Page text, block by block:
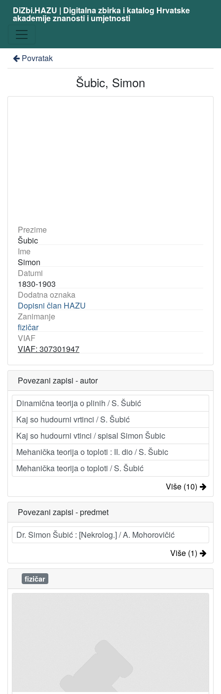
DiZbi.HAZU | Digitalna zbirka i katalog Hrvatske
akademije znanosti i umjetnosti
Povratak
Šubic, Simon
Prezime
Šubic
Ime
Simon
Datumi
1830-1903
Dodatna oznaka
Dopisni član HAZU
Zanimanje
fizičar
VIAF
VIAF: 307301947
Povezani zapisi - autor
Dinamična teorija o plinih / S. Šubić
Kaj so hudourni vrtinci / S. Šubić
Kaj so hudourni vtinci / spisal Simon Šubic
Mehanička teorija o toploti : II. dio / S. Šubic
Mehanička teorija o toploti / S. Šubić
Više (10)
Povezani zapisi - predmet
Dr. Simon Šubić : [Nekrolog.] / A. Mohorovičić
Više (1)
fizičar